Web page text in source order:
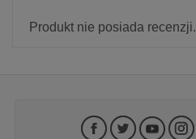
Produkt nie posiada recenzji.